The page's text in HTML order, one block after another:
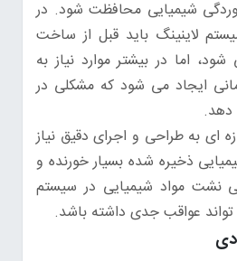
شیمیایی محافظت شود. در
لاینینگ باید قبل از ساخت
اما در بیشتر موارد نیاز به
ایجاد می شود که مشکلی در
دهد.
ای به طراحی و اجرای دقیق نیاز
ذخیره شده بسیار خورنده و
نشت مواد شیمیایی در سیستم
عواقب جدی داشته باشد.